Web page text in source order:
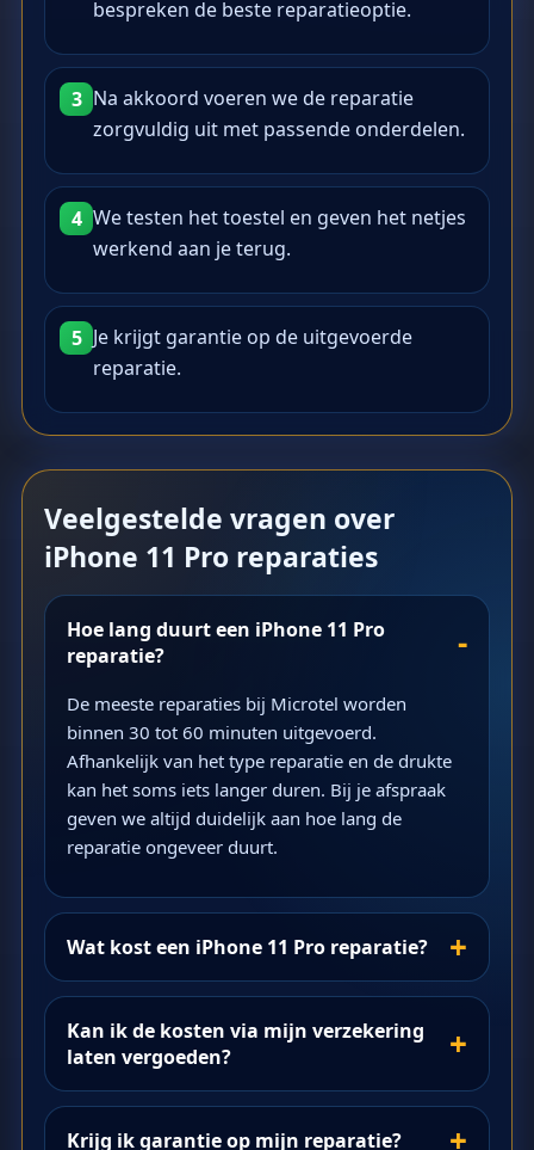
bespreken de beste reparatieoptie.
3 Na akkoord voeren we de reparatie
zorgvuldig uit met passende onderdelen.
4 We testen het toestel en geven het netjes
werkend aan je terug.
5 Je krijgt garantie op de uitgevoerde
reparatie.
Veelgestelde vragen over
iPhone 11 Pro reparaties
Hoe lang duurt een iPhone 11 Pro
reparatie?
De meeste reparaties bij Microtel worden
binnen 30 tot 60 minuten uitgevoerd.
Afhankelijk van het type reparatie en de drukte
kan het soms iets langer duren. Bij je afspraak
geven we altijd duidelijk aan hoe lang de
reparatie ongeveer duurt.
Wat kost een iPhone 11 Pro reparatie?
Kan ik de kosten via mijn verzekering
laten vergoeden?
Krijg ik garantie op mijn reparatie?